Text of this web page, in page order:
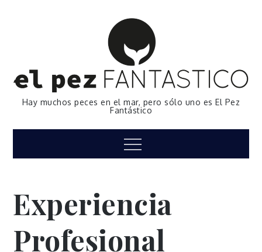
Hay muchos peces en el mar, pero sólo uno es El Pez
Fantástico
Menu
Experiencia
Profesional